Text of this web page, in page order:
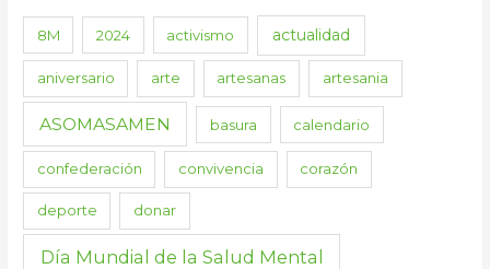
8M 2024 activismo actualidad
aniversario arte artesanas artesania
ASOMASAMEN basura calendario
confederación convivencia corazón
deporte donar
Día Mundial de la Salud Mental